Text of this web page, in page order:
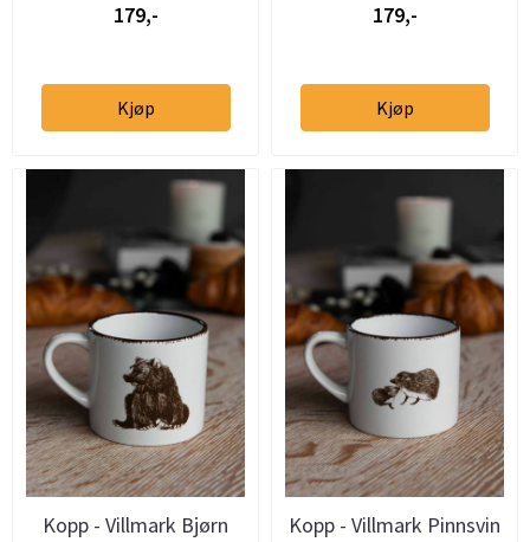
179,-
Kjøp
179,-
Kjøp
Kopp - Villmark Bjørn
Kopp - Villmark Pinnsvin